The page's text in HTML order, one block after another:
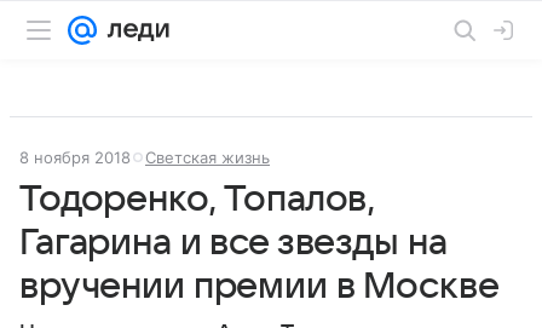
8 ноября 2018 Светская жизнь
Тодоренко, Топалов,
Гагарина и все звезды на
вручении премии в Москве